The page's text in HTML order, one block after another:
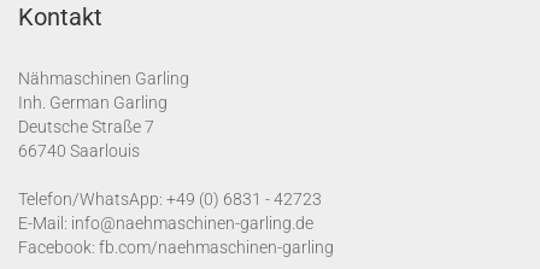
Kontakt
Nähmaschinen Garling
Inh. German Garling
Deutsche Straße 7
66740 Saarlouis
Telefon/WhatsApp: +49 (0) 6831 - 42723
E-Mail: info@naehmaschinen-garling.de
Facebook: fb.com/naehmaschinen-garling